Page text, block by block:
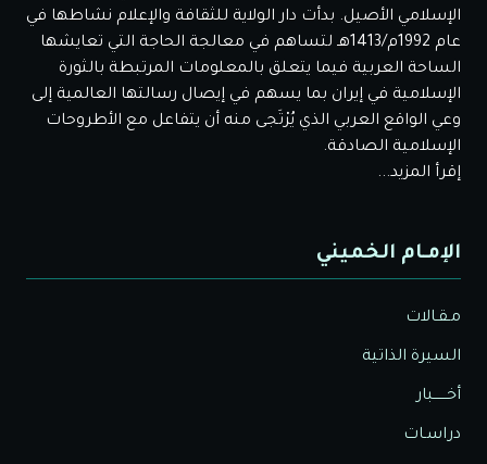
الإسلامي الأصيل. بدأت دار الولاية للثقافة والإعلام نشاطها في
عام 1992م/1413هـ لتساهم في معالجة الحاجة التي تعايشها
الساحة العربية فيما يتعلق بالمعلومات المرتبطة بالثورة
الإسلامية في إيران بما يسهم في إيصال رسالتها العالمية إلى
وعي الواقع العربي الذي يُرْتَجى منه أن يتفاعل مع الأطروحات
الإسلامية الصادقة.
إقرأ المزيد...
الإمـام الخميني
مـقـالات
السيرة الذاتية
أخــــــبار
دراسـات